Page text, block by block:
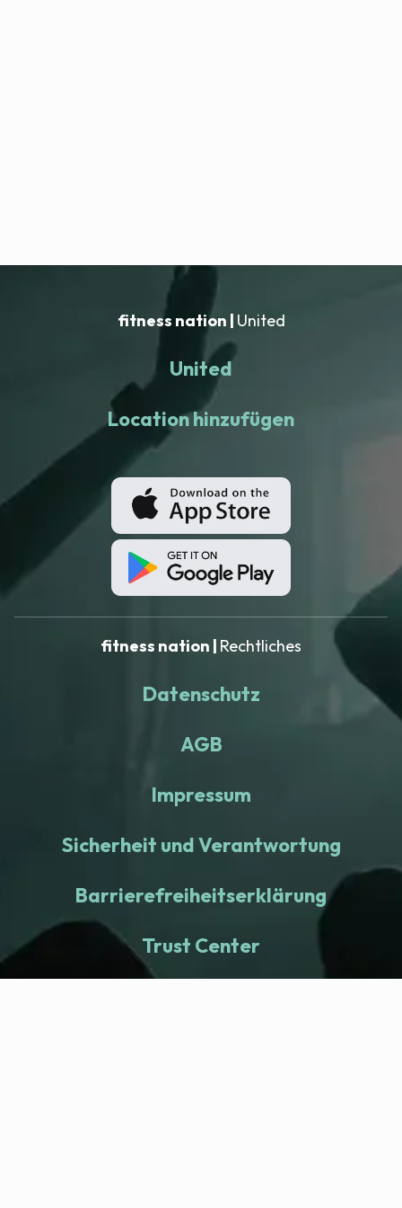
fitness nation | United
United
Location hinzufügen
fitness nation | Rechtliches
Datenschutz
AGB
Impressum
Sicherheit und Verantwortung
Barrierefreiheitserklärung
Trust Center